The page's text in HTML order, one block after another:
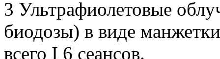
3 Ультрафиолетовые
биодозы) в виде
всего I 6 сеансов.